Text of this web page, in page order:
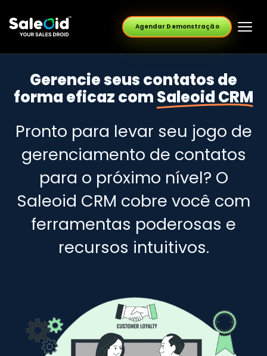
Agendar Demonstração
Gerencie seus contatos de
forma eficaz comSaleoid CRM
Pronto para levar seu jogo de
gerenciamento de contatos
para o próximo nível? O
Saleoid CRM cobre você com
ferramentas poderosas e
recursos intuitivos.